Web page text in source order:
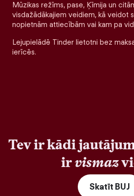
Mūzikas režīms, pase, Ķīmija un
visdažādākajiem veidiem, kā veidot
nopietnām attiecībām vai kam pa
Lejupielādē Tinder lietotni bez
ierīcēs.
Tev ir kādi
irvismaz
Skatīt BUJ